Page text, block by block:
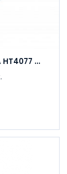
HT4077 ...